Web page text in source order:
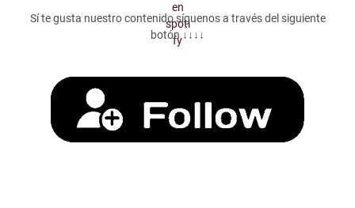
Sí te gusta nuestro contenido síguenos a través del siguiente
botón ↓↓↓↓